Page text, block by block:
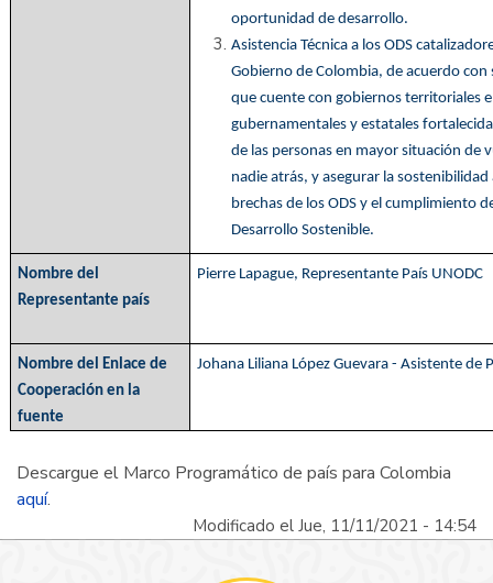
oportunidad de desarrollo.
Asistencia Técnica a los ODS
Gobierno de Colombia, de acuerdo con
que cuente con gobiernos territoriales
gubernamentales y estatales
de las personas en mayor situación de
nadie atrás, y asegurar la
brechas de los ODS y el cumplimiento
Desarrollo Sostenible.
Nombre del
Representante país
Pierre Lapague, Representante País UNODC
Nombre del Enlace de
Cooperación en la
fuente
Johana Liliana López Guevara - Asistente de
Descargue el Marco Programático de país para Colombia
aquí.
Modificado el Jue, 11/11/2021 - 14:54